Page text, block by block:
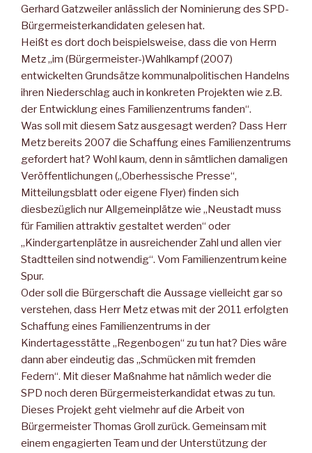
Gerhard Gatzweiler anlässlich der Nominierung des SPD-
Bürgermeisterkandidaten gelesen hat.
Heißt es dort doch beispielsweise, dass die von Herrn
Metz „im (Bürgermeister-)Wahlkampf (2007)
entwickelten Grundsätze kommunalpolitischen Handelns
ihren Niederschlag auch in konkreten Projekten wie z.B.
der Entwicklung eines Familienzentrums fanden“.
Was soll mit diesem Satz ausgesagt werden? Dass Herr
Metz bereits 2007 die Schaffung eines Familienzentrums
gefordert hat? Wohl kaum, denn in sämtlichen damaligen
Veröffentlichungen („Oberhessische Presse“,
Mitteilungsblatt oder eigene Flyer) finden sich
diesbezüglich nur Allgemeinplätze wie „Neustadt muss
für Familien attraktiv gestaltet werden“ oder
„Kindergartenplätze in ausreichender Zahl und allen vier
Stadtteilen sind notwendig“. Vom Familienzentrum keine
Spur.
Oder soll die Bürgerschaft die Aussage vielleicht gar so
verstehen, dass Herr Metz etwas mit der 2011 erfolgten
Schaffung eines Familienzentrums in der
Kindertagesstätte „Regenbogen“ zu tun hat? Dies wäre
dann aber eindeutig das „Schmücken mit fremden
Federn“. Mit dieser Maßnahme hat nämlich weder die
SPD noch deren Bürgermeisterkandidat etwas zu tun.
Dieses Projekt geht vielmehr auf die Arbeit von
Bürgermeister Thomas Groll zurück. Gemeinsam mit
einem engagierten Team und der Unterstützung der